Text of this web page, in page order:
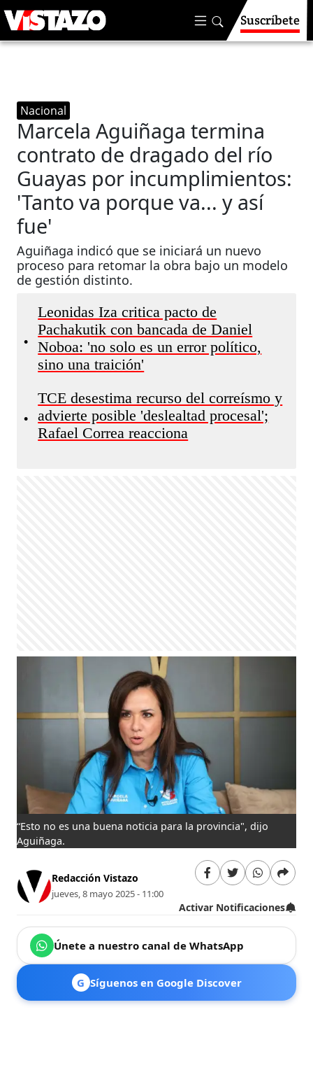
Suscríbete
Nacional
Marcela Aguiñaga termina
contrato de dragado del río
Guayas por incumplimientos:
'Tanto va porque va... y así
fue'
Aguiñaga indicó que se iniciará un nuevo
proceso para retomar la obra bajo un modelo
de gestión distinto.
•
Leonidas Iza critica pacto de
Pachakutik con bancada de Daniel
Noboa: 'no solo es un error político,
sino una traición'
•
TCE desestima recurso del correísmo y
advierte posible 'deslealtad procesal';
Rafael Correa reacciona
“Esto no es una buena noticia para la provincia", dijo
Aguiñaga.
Redacción Vistazo
jueves, 8 mayo 2025 - 11:00
Activar Notificaciones
Únete a nuestro canal de WhatsApp
G Síguenos en Google Discover